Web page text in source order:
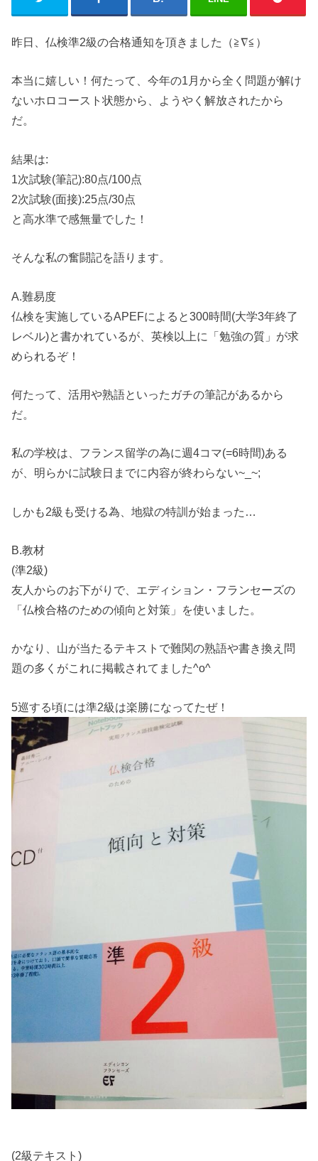
昨日、仏検準2級の合格通知を頂きました（≧∇≦）
本当に嬉しい！何たって、今年の1月から全く問題が解け
ないホロコースト状態から、ようやく解放されたから
だ。
結果は:
1次試験(筆記):80点/100点
2次試験(面接):25点/30点
と高水準で感無量でした！
そんな私の奮闘記を語ります。
A.難易度
仏検を実施しているAPEFによると300時間(大学3年終了
レベル)と書かれているが、英検以上に「勉強の質」が求
められるぞ！
何たって、活用や熟語といったガチの筆記があるから
だ。
私の学校は、フランス留学の為に週4コマ(=6時間)ある
が、明らかに試験日までに内容が終わらない~_~;
しかも2級も受ける為、地獄の特訓が始まった…
B.教材
(準2級)
友人からのお下がりで、エディション・フランセーズの
「仏検合格のための傾向と対策」を使いました。
かなり、山が当たるテキストで難関の熟語や書き換え問
題の多くがこれに掲載されてました^o^
5巡する頃には準2級は楽勝になってたぜ！
(2級テキスト)